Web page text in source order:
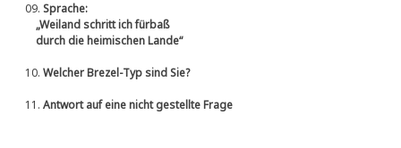
09.Sprache:
„Weiland schritt ich fürbaß
durch die heimischen Lande“
10.Welcher Brezel-Typ sind Sie?
11.Antwort auf eine nicht gestellte Frage